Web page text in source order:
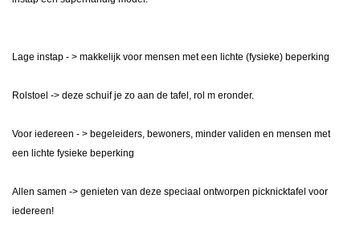
Lage instap - > makkelijk voor mensen met een lichte (fysieke) beperking
Rolstoel -> deze schuif je zo aan de tafel, rol m eronder.
Voor iedereen - > begeleiders, bewoners, minder validen en mensen met
een lichte fysieke beperking
Allen samen -> genieten van deze speciaal ontworpen picknicktafel voor
iedereen!